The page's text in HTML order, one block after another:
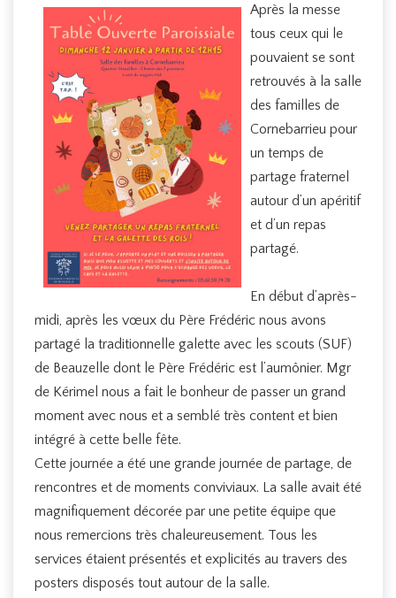
Après la messe
tous ceux qui le
pouvaient se sont
retrouvés à la salle
des familles de
Cornebarrieu pour
un temps de
partage fraternel
autour d’un apéritif
et d’un repas
partagé.
En début d’après-
midi, après les vœux du Père Frédéric nous avons
partagé la traditionnelle galette avec les scouts (SUF)
de Beauzelle dont le Père Frédéric est l’aumônier. Mgr
de Kérimel nous a fait le bonheur de passer un grand
moment avec nous et a semblé très content et bien
intégré à cette belle fête.
Cette journée a été une grande journée de partage, de
rencontres et de moments conviviaux. La salle avait été
magnifiquement décorée par une petite équipe que
nous remercions très chaleureusement. Tous les
services étaient présentés et explicités au travers des
posters disposés tout autour de la salle.